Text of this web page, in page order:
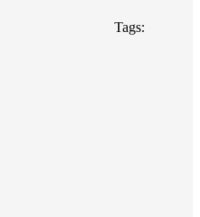
Tags: